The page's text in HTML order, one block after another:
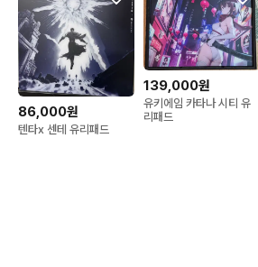
86,000원
텐타x 센테 유리패드
139,000원
유키에임 카타나 시티 유
리패드